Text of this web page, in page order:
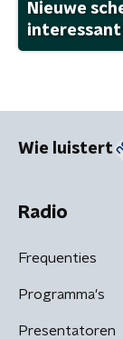
Nieuwe
Wie luistert
Radio
Frequenties
Programma's
Presentatoren